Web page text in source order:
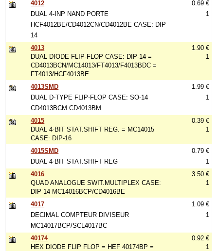
4012
DUAL 4-INP NAND PORTE
HCF4012BE/CD4012CN/CD4012BE CASE: DIP-
14
0.69 €
1
4013
DUAL DIODE FLIP-FLOP CASE: DIP-14 =
CD4013BCN/MC14013/FT4013/F4013BDC =
FT4013/HCF4013BE
1.90 €
1
4013SMD
DUAL D-TYPE FLIP-FLOP CASE: SO-14
CD4013BCM CD4013BM
1.99 €
1
4015
DUAL 4-BIT STAT.SHIFT REG. = MC14015
CASE: DIP-16
0.39 €
1
4015SMD
DUAL 4-BIT STAT.SHIFT REG
0.79 €
1
4016
QUAD ANALOGUE SWIT.MULTIPLEX CASE:
DIP-14 MC14016BCP/CD4016BE
3.50 €
1
4017
DECIMAL COMPTEUR DIVISEUR
MC14017BCP/SCL4017BC
1.09 €
1
40174
HEX DIODE FLIP FLOP = HEF 40174BP =
0.92 €
1